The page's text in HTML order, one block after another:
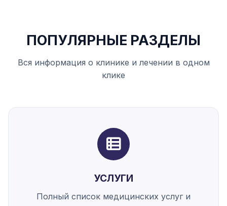
ПОПУЛЯРНЫЕ РАЗДЕЛЫ
Вся информация о клинике и лечении в одном
клике
УСЛУГИ
Полный список медицинских услуг и